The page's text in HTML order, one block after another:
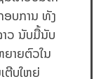
ອບການ ທັງ
າວ ນັບມື້ນັບ
າຍຕົວໃນ
ຕີບໃຫຍ່